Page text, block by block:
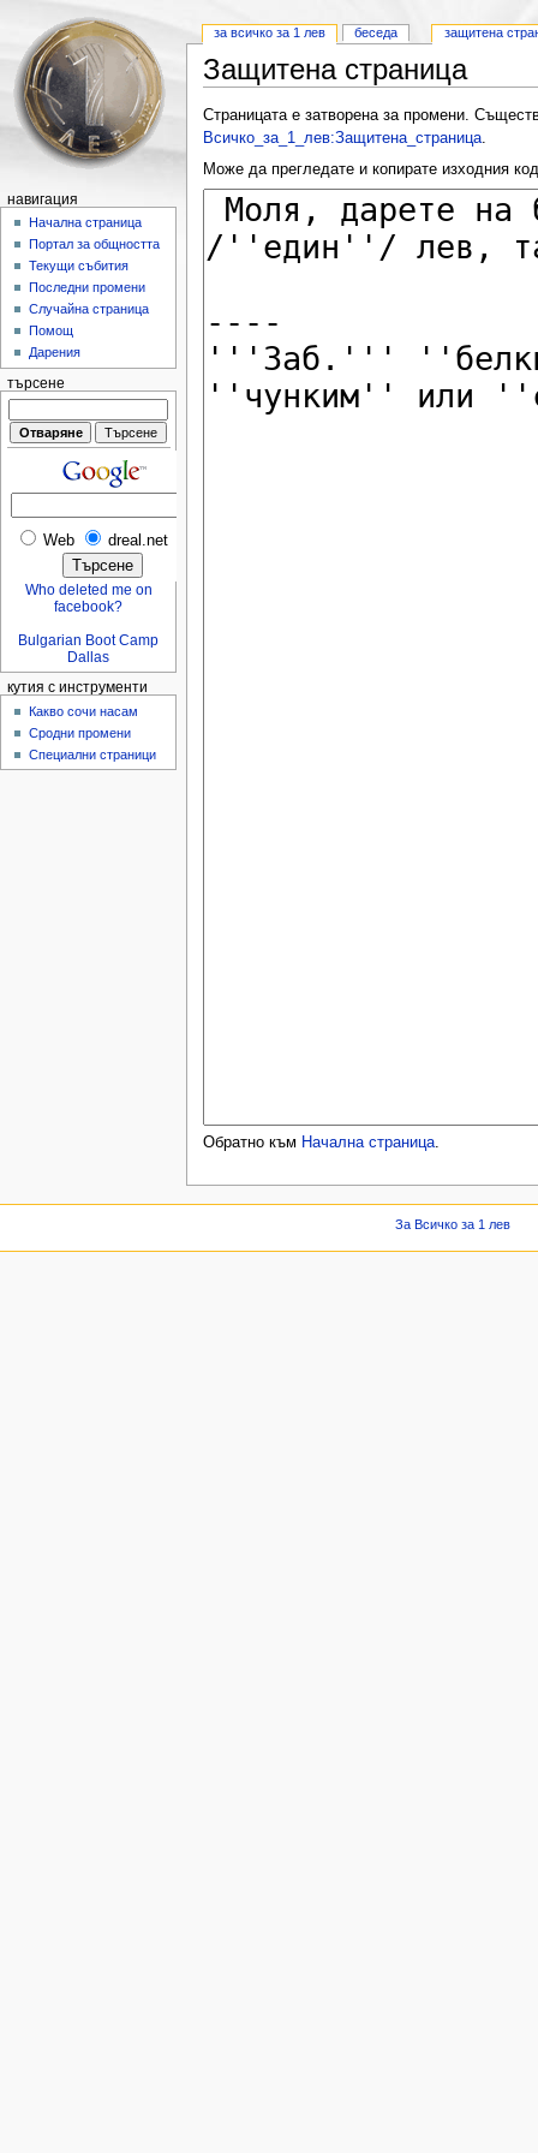
Защитена страница
Страницата е затворена за промени.
Всичко_за_1_лев:Защитена_страница.
Може да прегледате и копирате изходния
Обратно към Начална страница.
за всичко за 1 лев беседа защитена
навигация
Начална страница
Портал за общността
Текущи събития
Последни промени
Случайна страница
Помощ
Дарения
търсене
Web dreal.net
Who deleted me on
facebook?
Bulgarian Boot Camp
Dallas
кутия с инструменти
Какво сочи насам
Сродни промени
Специални страници
За Всичко за 1 лев